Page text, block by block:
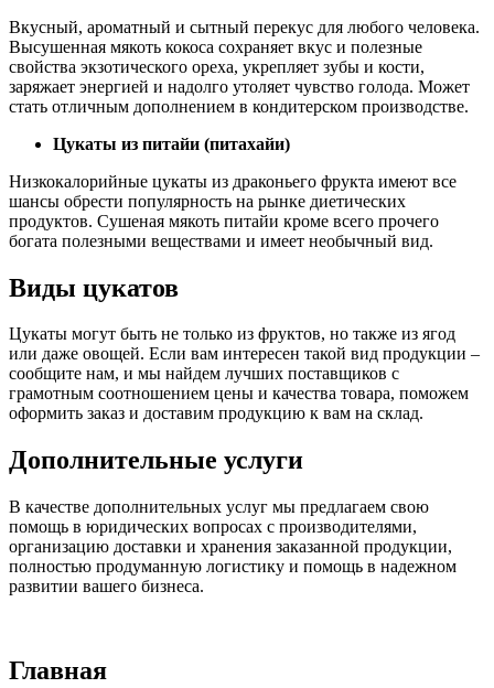
Вкусный, ароматный и сытный перекус для любого человека.
Высушенная мякоть кокоса сохраняет вкус и полезные
свойства экзотического ореха, укрепляет зубы и кости,
заряжает энергией и надолго утоляет чувство голода. Может
стать отличным дополнением в кондитерском производстве.
Цукаты из питайи (питахайи)
Низкокалорийные цукаты из драконьего фрукта имеют все
шансы обрести популярность на рынке диетических
продуктов. Сушеная мякоть питайи кроме всего прочего
богата полезными веществами и имеет необычный вид.
Виды цукатов
Цукаты могут быть не только из фруктов, но также из ягод
или даже овощей. Если вам интересен такой вид продукции –
сообщите нам, и мы найдем лучших поставщиков с
грамотным соотношением цены и качества товара, поможем
оформить заказ и доставим продукцию к вам на склад.
Дополнительные услуги
В качестве дополнительных услуг мы предлагаем свою
помощь в юридических вопросах с производителями,
организацию доставки и хранения заказанной продукции,
полностью продуманную логистику и помощь в надежном
развитии вашего бизнеса.
Главная